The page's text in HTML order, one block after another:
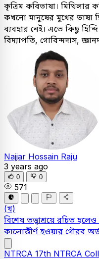
কৃত্রিম কবিভাষা। মিথিলার
কখনো মানুষের মুখের ভাষা
ব্যবহার নেই। এতে কিছু
বিদ্যাপতি, গোবিন্দদাস,
Najjar Hossain Raju
3 years ago
0 0
571
(খ)
বিশেষ তত্ত্বাশ্রয়ে রচিত
কালোত্তীর্ণ হওয়ার গৌরব
NTRCA 17th NTRCA